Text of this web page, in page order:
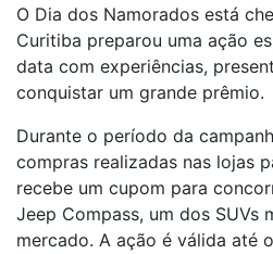
O Dia dos Namorados está
Curitiba preparou uma ação
data com experiências,
conquistar um grande prêmio.
Durante o período da
compras realizadas nas lojas
recebe um cupom para
Jeep Compass, um dos SUVs
mercado. A ação é válida até